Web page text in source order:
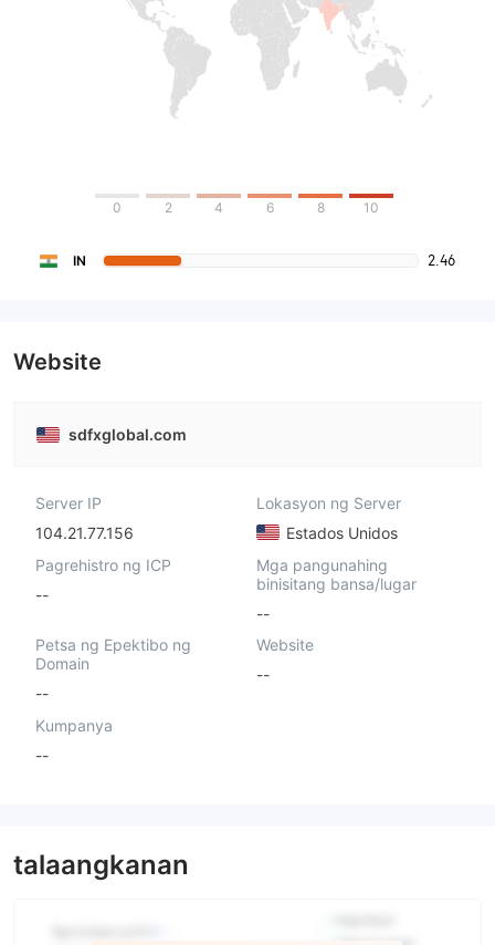
0 2 4 6 8 10
IN 2.46
Website
sdfxglobal.com
Server IP
104.21.77.156
Lokasyon ng Server
Estados Unidos
Pagrehistro ng ICP
--
Mga pangunahing
binisitang bansa/lugar
--
Petsa ng Epektibo ng
Domain
--
Website
--
Kumpanya
--
talaangkanan